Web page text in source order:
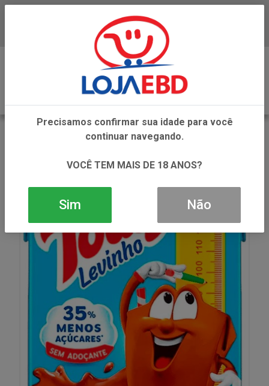
Baixe já nosso APP
BEBIDAS LACTEAS
Precisamos confirmar sua idade para você
continuar navegando.
VOCÊ TEM MAIS DE 18 ANOS?
Sim Não